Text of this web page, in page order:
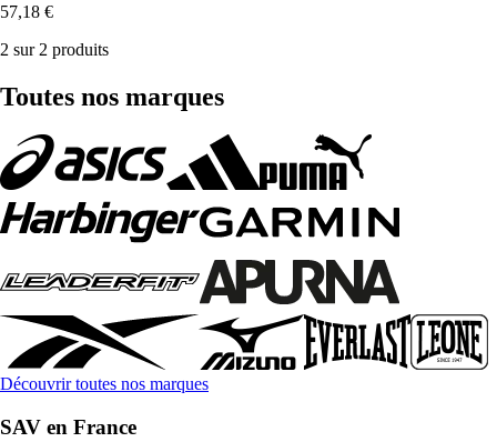
57,18 €
2 sur 2 produits
Toutes nos marques
Découvrir toutes nos marques
SAV en France